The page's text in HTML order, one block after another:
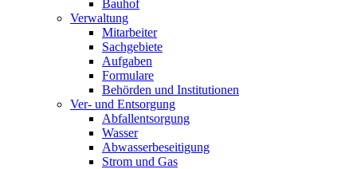
Bauhof
Verwaltung
Mitarbeiter
Sachgebiete
Aufgaben
Formulare
Behörden und Institutionen
Ver- und Entsorgung
Abfallentsorgung
Wasser
Abwasserbeseitigung
Strom und Gas